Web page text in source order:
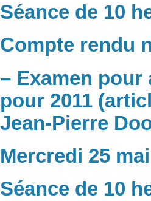
Séance de 10
Compte rendu
– Examen
pour 2011
Jean-Pierre
Mercredi 25
Séance de 10